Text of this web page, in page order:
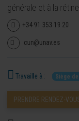
générale et à la
+34 91 353 19 20
cun@unav.es
Travaille à : Siège
PRENDRE RENDEZ-